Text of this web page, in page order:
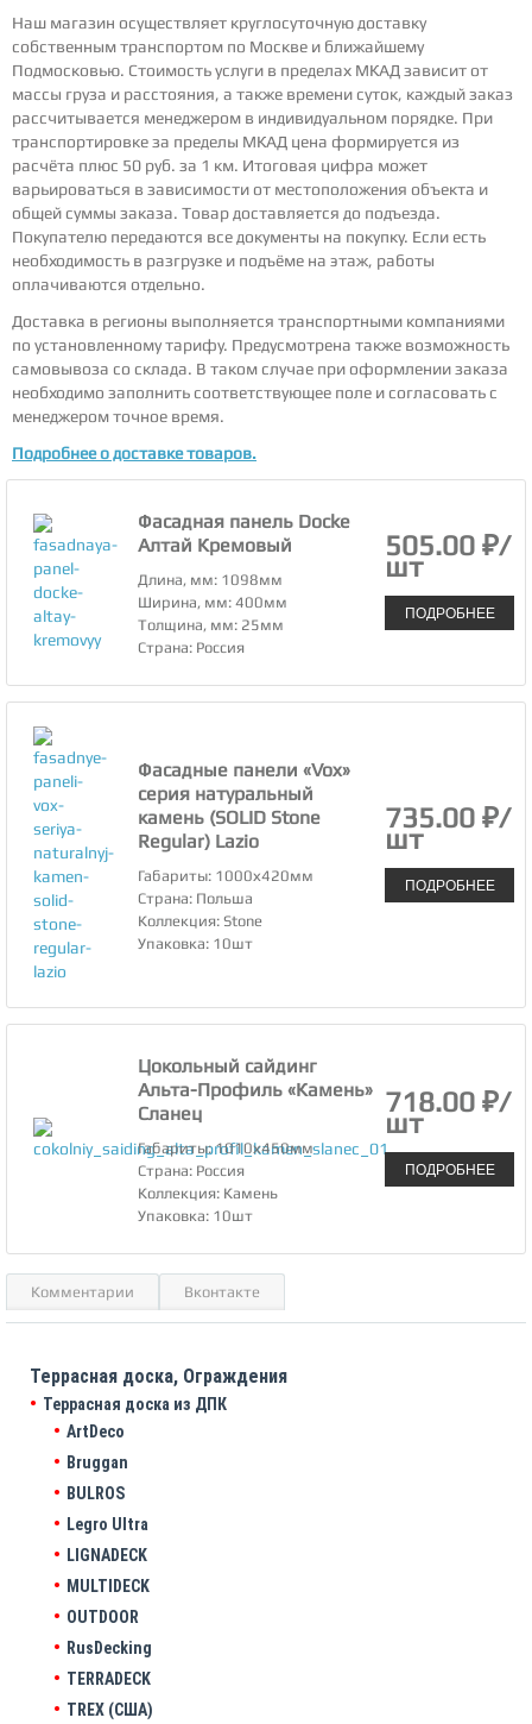
Наш магазин осуществляет круглосуточную доставку
собственным транспортом по Москве и ближайшему
Подмосковью. Стоимость услуги в пределах МКАД зависит от
массы груза и расстояния, а также времени суток, каждый заказ
рассчитывается менеджером в индивидуальном порядке. При
транспортировке за пределы МКАД цена формируется из
расчёта плюс 50 руб. за 1 км. Итоговая цифра может
варьироваться в зависимости от местоположения объекта и
общей суммы заказа. Товар доставляется до подъезда.
Покупателю передаются все документы на покупку. Если есть
необходимость в разгрузке и подъёме на этаж, работы
оплачиваются отдельно.
Доставка в регионы выполняется транспортными компаниями
по установленному тарифу. Предусмотрена также возможность
самовывоза со склада. В таком случае при оформлении заказа
необходимо заполнить соответствующее поле и согласовать с
менеджером точное время.
Подробнее о доставке товаров.
Фасадная панель Docke
Алтай Кремовый
Длина, мм: 1098мм
Ширина, мм: 400мм
Толщина, мм: 25мм
Страна: Россия
505.00 ₽/
шт
ПОДРОБНЕЕ
Фасадные панели «Vox»
серия натуральный
камень (SOLID Stone
Regular) Lazio
Габариты: 1000х420мм
Страна: Польша
Коллекция: Stone
Упаковка: 10шт
735.00 ₽/
шт
ПОДРОБНЕЕ
Цокольный сайдинг
Альта-Профиль «Камень»
Сланец
Габариты: 1010х450мм
Страна: Россия
Коллекция: Камень
Упаковка: 10шт
718.00 ₽/
шт
ПОДРОБНЕЕ
Комментарии Вконтакте
Террасная доска, Ограждения
Террасная доска из ДПК
ArtDeco
Bruggan
BULROS
Legro Ultra
LIGNADECK
MULTIDECK
OUTDOOR
RusDecking
TERRADECK
TREX (США)